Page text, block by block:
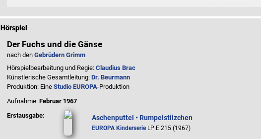
Hörspiel
Der Fuchs und die Gänse
nach den Gebrüdern Grimm
Hörspielbearbeitung und Regie: Claudius Brac
Künstlerische Gesamtleitung: Dr. Beurmann
Produktion: Eine Studio EUROPA-Produktion
Aufnahme: Februar 1967
Erstausgabe:
Aschenputtel • Rumpelstilzchen
EUROPA KinderserieLP E 215 (1967)